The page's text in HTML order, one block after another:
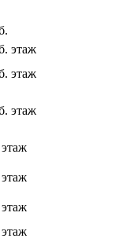
этаж
этаж
этаж